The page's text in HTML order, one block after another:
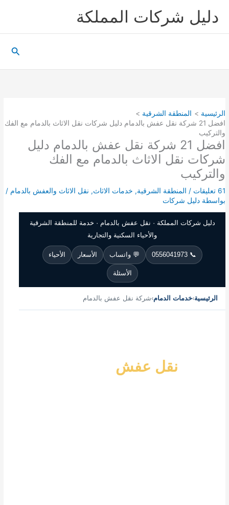
دليل شركات المملكة
الرئيسية
المنطقة الشرقية
افضل 21 شركة نقل عفش بالدمام دليل شركات نقل الاثاث بالدمام مع الفك
والتركيب
افضل 21 شركة نقل عفش بالدمام دليل
شركات نقل الاثاث بالدمام مع الفك
والتركيب
61 تعليقات / المنطقة الشرقية, خدمات الاثاث, نقل الاثاث والعفش بالدمام /
بواسطة دليل شركات
دليل شركات المملكة · نقل عفش بالدمام · خدمة للمنطقة الشرقية
والأحياء السكنية والتجارية
📞 0556041973 💬 واتساب الأسعار الأحياء
الأسئلة
الرئيسية›خدمات الدمام›شركة نقل عفش بالدمام
نقل عفش